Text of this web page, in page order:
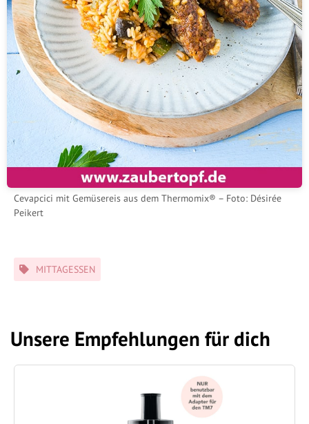
Cevapcici mit Gemüsereis aus dem Thermomix® – Foto: Désirée
Peikert
Schlagwörter
MITTAGESSEN
Unsere Empfehlungen für dich